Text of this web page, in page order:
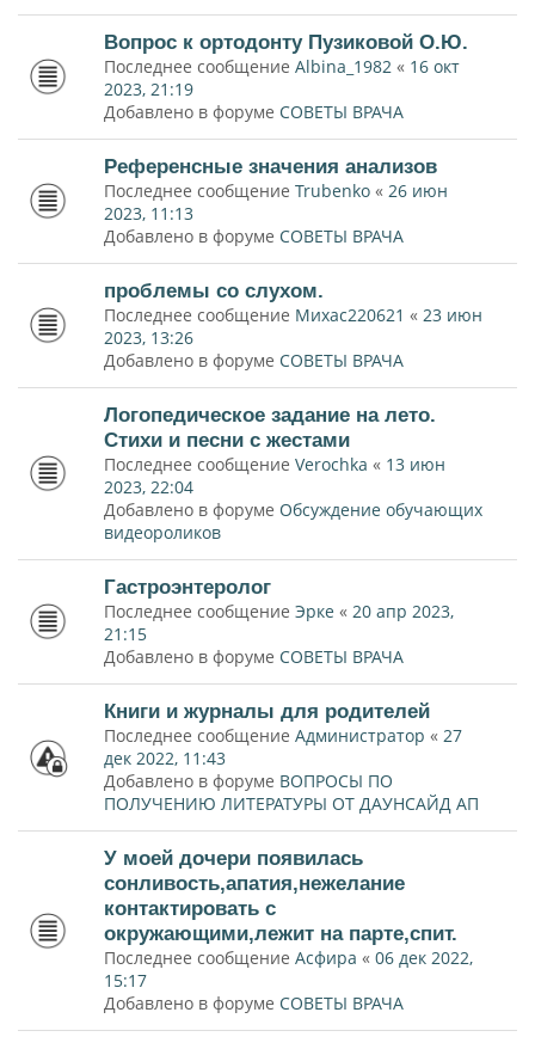
Вопрос к ортодонту Пузиковой О.Ю.
Последнее сообщение Albina_1982 « 16 окт
2023, 21:19
Добавлено в форуме СОВЕТЫ ВРАЧА
Референсные значения анализов
Последнее сообщение Trubenko « 26 июн
2023, 11:13
Добавлено в форуме СОВЕТЫ ВРАЧА
проблемы со слухом.
Последнее сообщение Михас220621 « 23 июн
2023, 13:26
Добавлено в форуме СОВЕТЫ ВРАЧА
Логопедическое задание на лето.
Стихи и песни с жестами
Последнее сообщение Verochka « 13 июн
2023, 22:04
Добавлено в форуме Обсуждение обучающих
видеороликов
Гастроэнтеролог
Последнее сообщение Эрке « 20 апр 2023,
21:15
Добавлено в форуме СОВЕТЫ ВРАЧА
Книги и журналы для родителей
Последнее сообщение Администратор « 27
дек 2022, 11:43
Добавлено в форуме ВОПРОСЫ ПО
ПОЛУЧЕНИЮ ЛИТЕРАТУРЫ ОТ ДАУНСАЙД АП
У моей дочери появилась
сонливость,апатия,нежелание
контактировать с
окружающими,лежит на парте,спит.
Последнее сообщение Асфира « 06 дек 2022,
15:17
Добавлено в форуме СОВЕТЫ ВРАЧА